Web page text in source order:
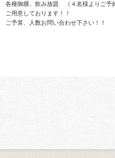
各種御膳、飲み放題 （４名様よりご予
ご用意しております！！
ご予算、人数お問い合わせ下さい！！